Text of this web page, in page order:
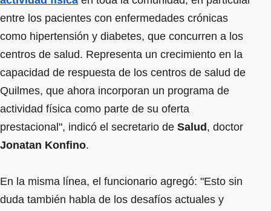
entre los pacientes con enfermedades crónicas
como hipertensión y diabetes, que concurren a los
centros de salud. Representa un crecimiento en la
capacidad de respuesta de los centros de salud de
Quilmes, que ahora incorporan un programa de
actividad física como parte de su oferta
prestacional", indicó el secretario de Salud , doctor
Jonatan Konfino.
En la misma línea, el funcionario agregó: "Esto sin
duda también habla de los desafíos actuales y